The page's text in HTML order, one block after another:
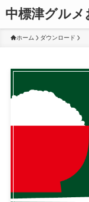
中標津グルメ
ホーム ダウンロード